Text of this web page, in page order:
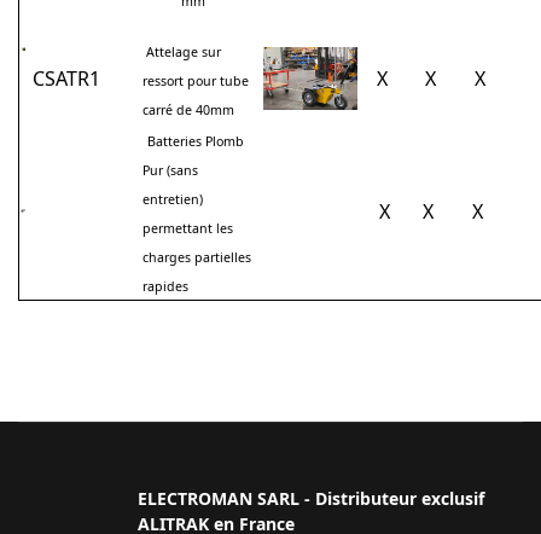
CSATR1
Attelage sur
ressort pour tube
carré de 40mm
X X X
Batteries Plomb
Pur (sans
entretien)
permettant les
charges partielles
rapides
X X X
ELECTROMAN SARL - Distributeur exclusif
ALITRAK en France